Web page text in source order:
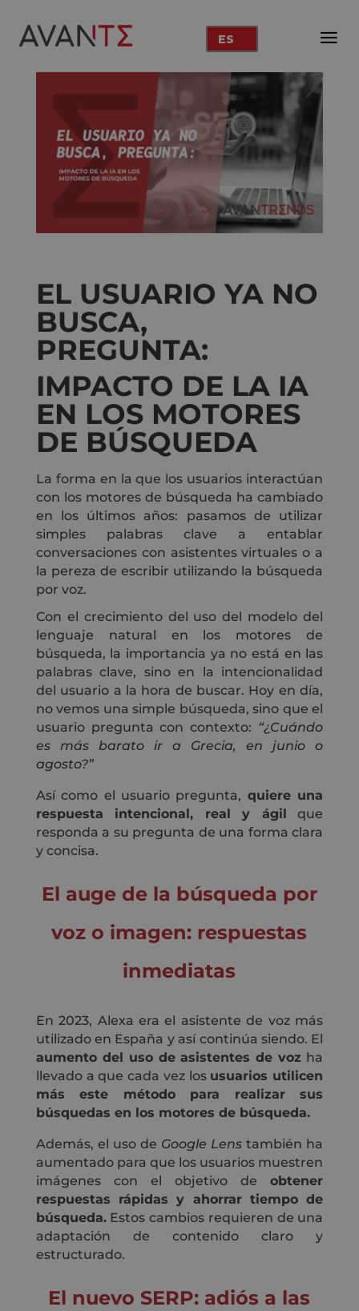
ES
EL USUARIO YA NO
BUSCA,
PREGUNTA:
IMPACTO DE LA IA
EN LOS MOTORES
DE BÚSQUEDA
La forma en la que los usuarios interactúan
con los motores de búsqueda ha cambiado
en los últimos años: pasamos de utilizar
simples palabras clave a entablar
conversaciones con asistentes virtuales o a
la pereza de escribir utilizando la búsqueda
por voz.
Con el crecimiento del uso del modelo del
lenguaje natural en los motores de
búsqueda, la importancia ya no está en las
palabras clave, sino en la intencionalidad
del usuario a la hora de buscar. Hoy en día,
no vemos una simple búsqueda, sino que el
usuario pregunta con contexto: “¿Cuándo
es más barato ir a Grecia, en junio o
agosto?”
Así como el usuario pregunta, quiere una
respuesta intencional, real y ágil
que
responda a su pregunta de una forma clara
y concisa.
El auge de la búsqueda por
voz o imagen: respuestas
inmediatas
En 2023, Alexa era el asistente de voz más
utilizado en España y así continúa siendo. El
aumento del uso de asistentes de voz ha
llevado a que cada vez los usuarios utilicen
más este método para realizar sus
búsquedas en los motores de búsqueda.
Además, el uso de Google Lens también ha
aumentado para que los usuarios muestren
imágenes con el objetivo deobtener
respuestas rápidas y ahorrar tiempo de
búsqueda.Estos cambios requieren de una
adaptación de contenido claro y
estructurado.
El nuevo SERP: adiós a las